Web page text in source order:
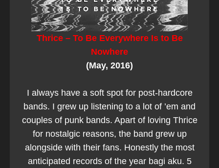
Thrice – To Be Everywhere Is to Be
Nowhere
(May, 2016)
I always have a soft spot for post-hardcore
bands. I grew up listening to a lot of ’em and
couples of punk bands. Apart of loving Thrice
for nostalgic reasons, the band grew up
alongside with their fans. Honestly the most
anticipated records of the year bagi aku. 5